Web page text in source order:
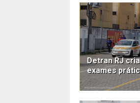
Detran RJ
exames